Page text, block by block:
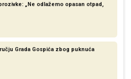
„Ne odlažemo opasan otpad,
Grada Gospića zbog puknuća